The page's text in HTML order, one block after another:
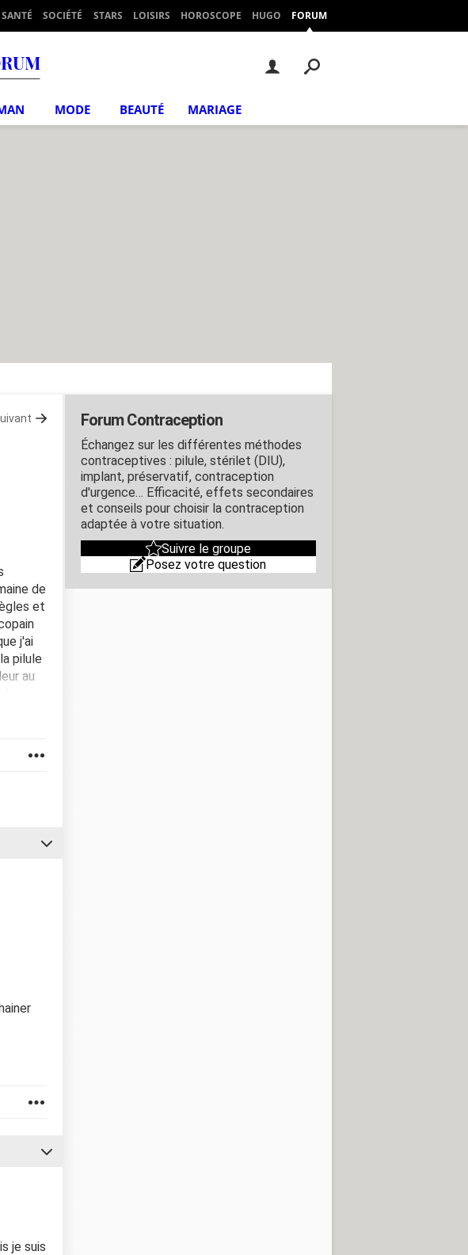
SANTÉ SOCIÉTÉ STARS LOISIRS HOROSCOPE HUGO FORUM
MODE BEAUTÉ MARIAGE
de
et
j'ai
pilule
au
faire
je suis
Forum Contraception
Échangez sur les différentes méthodes
contraceptives : pilule, stérilet (DIU),
implant, préservatif, contraception
d'urgence… Efficacité, effets secondaires
et conseils pour choisir la contraception
adaptée à votre situation.
Suivre le groupe
Posez votre question